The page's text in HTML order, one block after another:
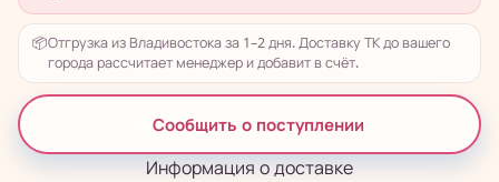
📦Отгрузка из Владивостока за 1–2 дня. Доставку ТК до вашего
города рассчитает менеджер и добавит в счёт.
Сообщить о поступлении
Информация о доставке